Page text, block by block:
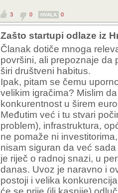
3 0 HVALA 0
Zašto startupi odlaze iz
Članak dotiče mnoga
površini, ali prepoznaje da
širi društveni habitus.
Ipak, pitam se čemu
velikim igračima? Mislim
konkurentnost u širem
Međutim već i tu stvari
problem), infrastruktura,
ne pomaže ni
nisam siguran da već
je riječ o radnoj snazi, u
danas. Uvoz je naravno i
postoji i velika